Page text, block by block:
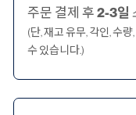
주문 결제 후2-3일
(단, 재고 유무, 각인, 수
수 있습니다.)